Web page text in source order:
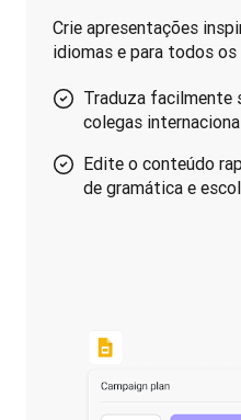
Crie apresentações
idiomas e para todos os
Traduza facilmente
colegas
Edite o conteúdo
de gramática e